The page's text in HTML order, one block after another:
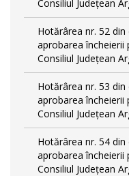
Consiliul Județean
Hotărârea nr. 52
aprobarea
Consiliul Județean
Hotărârea nr. 53
aprobarea
Consiliul Județean
Hotărârea nr. 54
aprobarea
Consiliul Județean